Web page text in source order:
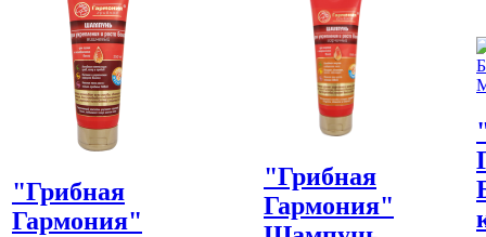
"Грибная
Гармония"
"Грибная
Гармония"